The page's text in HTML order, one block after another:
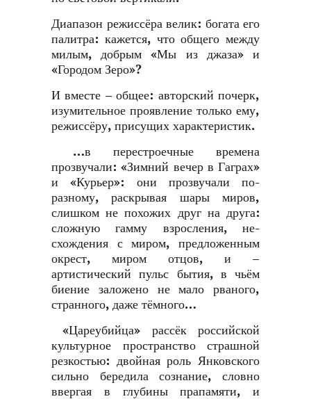
Диапазон режиссёра велик: богата его
палитра: кажется, что общего между
милым, добрым «Мы из джаза» и
«Городом Зеро»?
И вместе – общее: авторский почерк,
изумительное проявление только ему,
режиссёру, присущих характеристик.
…в перестроечные времена
прозвучали: «Зимний вечер в Гаграх»
и «Курьер»: они прозвучали по-
разному, раскрывая шары миров,
слишком не похожих друг на друга:
сложную гамму взросления, не-
схождения с миром, предложенным
окрест, миром отцов, и –
артистический пульс бытия, в чьём
биение заложено не мало рваного,
странного, даже тёмного…
«Цареубийца» рассёк российской
культурное пространство страшной
резкостью: двойная роль Янковского
сильно бередила сознание, словно
ввергая в глубины прапамяти, и